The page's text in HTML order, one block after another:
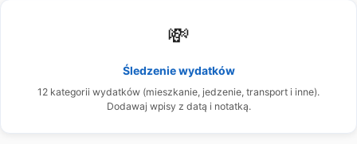
💸
Śledzenie wydatków
12 kategorii wydatków (mieszkanie, jedzenie, transport i inne).
Dodawaj wpisy z datą i notatką.